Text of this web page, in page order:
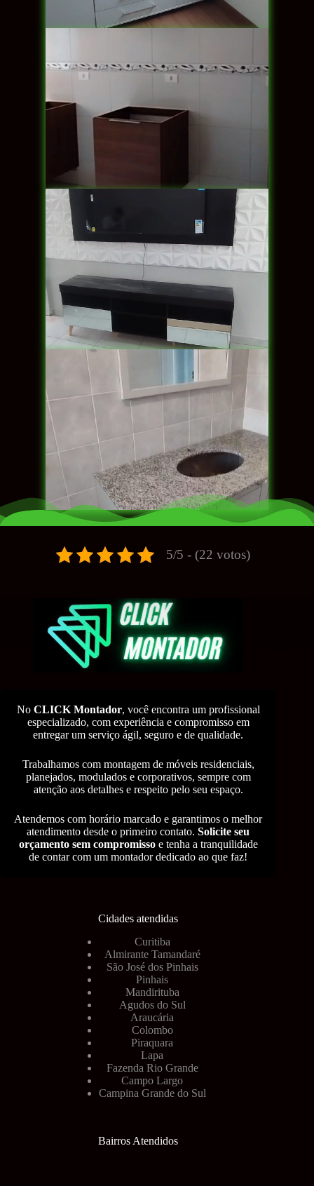
5/5 - (22 votos)
No CLICK Montador, você encontra um profissional
especializado, com experiência e compromisso em
entregar um serviço ágil, seguro e de qualidade.
Trabalhamos com montagem de móveis residenciais,
planejados, modulados e corporativos, sempre com
atenção aos detalhes e respeito pelo seu espaço.
Atendemos com horário marcado e garantimos o melhor
atendimento desde o primeiro contato.Solicite seu
orçamento sem compromissoe tenha a tranquilidade
de contar com um montador dedicado ao que faz!
Cidades atendidas
Curitiba
Almirante Tamandaré
São José dos Pinhais
Pinhais
Mandirituba
Agudos do Sul
Araucária
Colombo
Piraquara
Lapa
Fazenda Rio Grande
Campo Largo
Campina Grande do Sul
Bairros Atendidos